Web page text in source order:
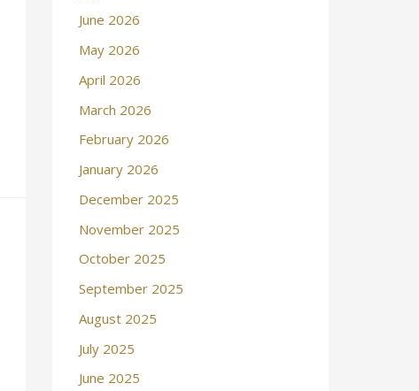
June 2026
May 2026
April 2026
March 2026
February 2026
January 2026
December 2025
November 2025
October 2025
September 2025
August 2025
July 2025
June 2025